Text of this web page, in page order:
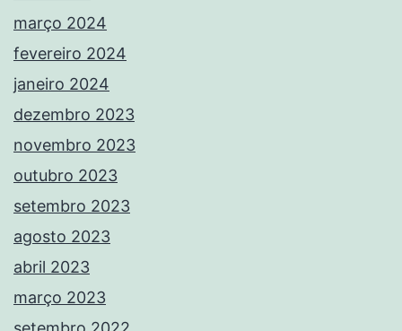
março 2024
fevereiro 2024
janeiro 2024
dezembro 2023
novembro 2023
outubro 2023
setembro 2023
agosto 2023
abril 2023
março 2023